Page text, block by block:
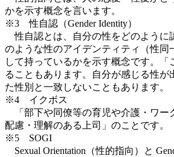
かを示す概念を言います。
※3 性自認（Gender Identity）
性自認とは、自分の性をどのように
のような性のアイデンティティ（性同
して持っているかを示す概念です。「
ることもあります。自分が感じる性が
た性別と一致しないこともあります。
※4 イクボス
「部下や同僚等の育児や介護・ワー
配慮・理解のある上司」のことです。
※5 SOGI
Sexual Orientation（性的指向）と